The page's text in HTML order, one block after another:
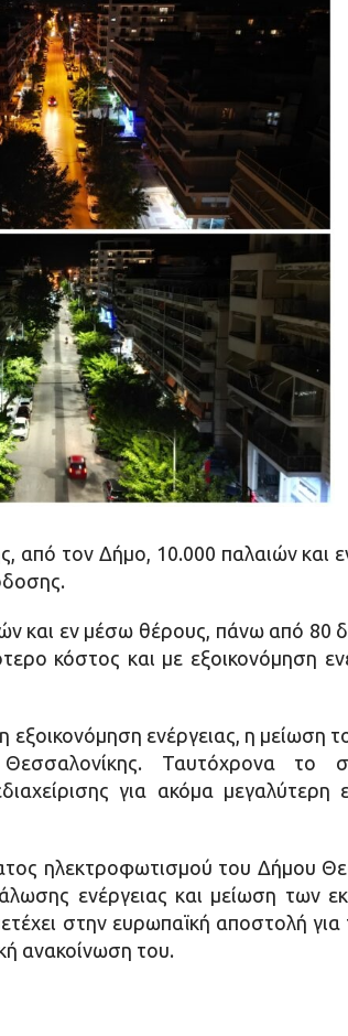
από τον Δήμο, 10.000 παλαιών
και εν μέσω θέρους, πάνω από 80
κόστος και με εξοικονόμηση
ενέργειας, η μείωση
Ταυτόχρονα το
για ακόμα μεγαλύτερη
ηλεκτροφωτισμού του Δήμου
ενέργειας και μείωση των
στην ευρωπαϊκή αποστολή για
ανακοίνωση του.